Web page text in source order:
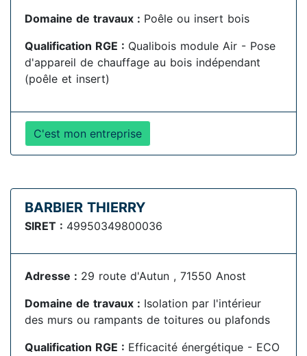
Domaine de travaux : Poêle ou insert bois
Qualification RGE : Qualibois module Air - Pose
d'appareil de chauffage au bois indépendant
(poêle et insert)
C'est mon entreprise
BARBIER THIERRY
SIRET : 49950349800036
Adresse : 29 route d'Autun , 71550 Anost
Domaine de travaux : Isolation par l'intérieur
des murs ou rampants de toitures ou plafonds
Qualification RGE : Efficacité énergétique - ECO